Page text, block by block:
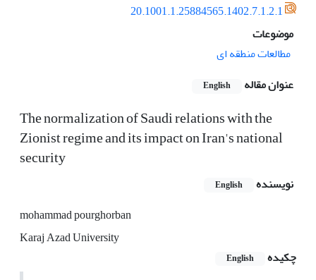
20.1001.1.25884565.1402.7.1.2.1
موضوعات
مطالعات منطقه ای
عنوان مقاله
English
The normalization of Saudi relations with the
Zionist regime and its impact on Iran's national
security
نویسنده English
mohammad pourghorban
Karaj Azad University
چکیده
English